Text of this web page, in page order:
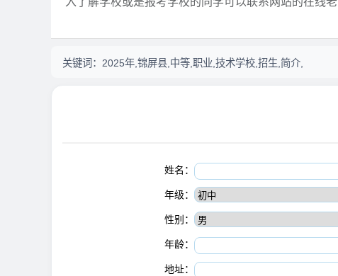
关键词： 2025年,锦屏县,中等,职业,技术学校,招生,简介,
姓名：
年级：
性别：
年龄：
地址：